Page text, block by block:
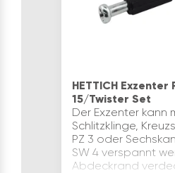
HETTICH Exzenter
15/Twister Set
Der Exzenter kann
Schlitzklinge,
PZ 3 oder
SW 4 verspannt
Abdeckrand